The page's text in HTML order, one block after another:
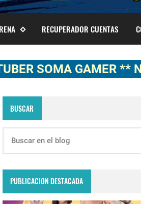
RECUPERADOR CUENTAS
GAMER **
BUSCAR
PUBLICACION DESTACADA